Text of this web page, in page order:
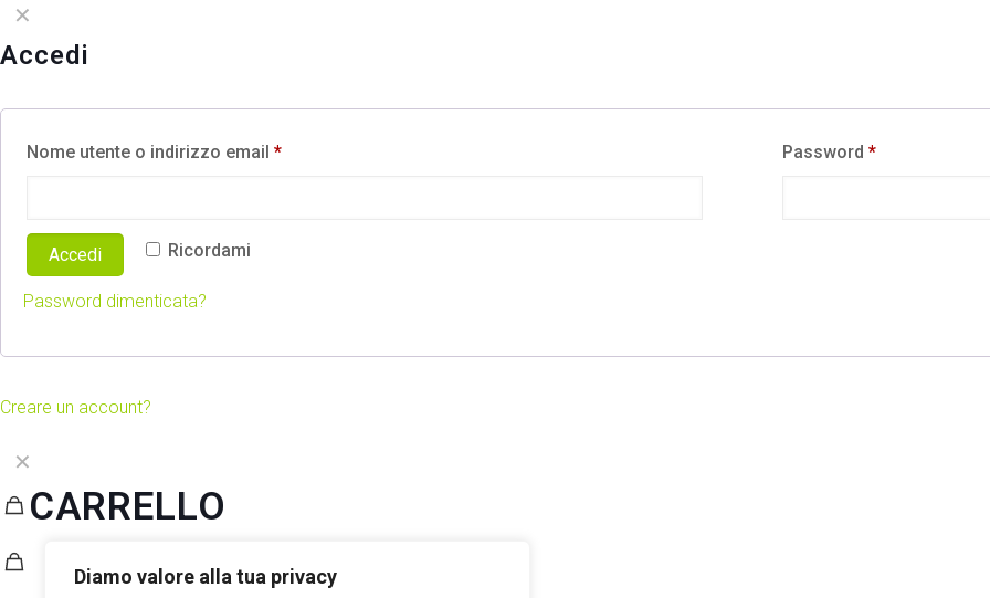
Diamo valore alla tua privacy
✕
Accedi
Nome utente o indirizzo email * Password*
Ricordami
Accedi
Password dimenticata?
Creare un account?
✕
CARRELLO